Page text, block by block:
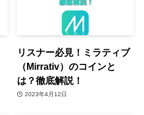
リスナー必見！ミラティブ
（Mirrativ）のコインと
は？徹底解説！
2023年4月12日